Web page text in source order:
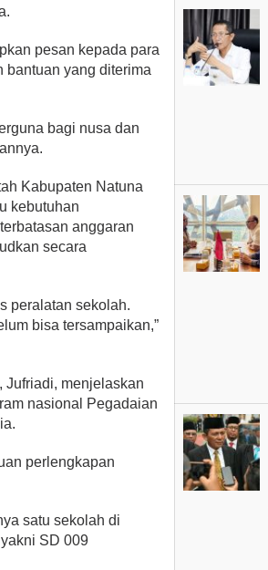
pesan kepada para
bantuan yang diterima
bagi nusa dan
Kabupaten Natuna
kebutuhan
anggaran
secara
peralatan sekolah.
bisa tersampaikan,”
Jufriadi, menjelaskan
nasional Pegadaian
perlengkapan
satu sekolah di
SD 009